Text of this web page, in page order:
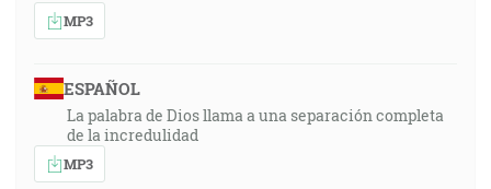
MP3
ESPAÑOL
La palabra de Dios llama a una separación completa
de la incredulidad
MP3